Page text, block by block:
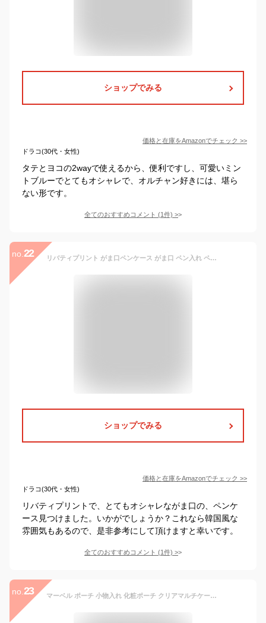
ショップでみる
価格と在庫をAmazonでチェック >>
ドラコ(30代・女性)
タテとヨコの2wayで使えるから、便利ですし、可愛いミン
トブルーでとてもオシャレで、オルチャン好きには、堪ら
ない形です。
全てのおすすめコメント (1件) >
no. 22 リバティプリント がま口ペンケース がま口 ペン入れ ペンケース 筆箱 エデナム（ホワイト）
ショップでみる
価格と在庫をAmazonでチェック >>
ドラコ(30代・女性)
リバティプリントで、とてもオシャレながま口の、ペンケ
ース見つけました。いかがでしょうか？これなら韓国風な
雰囲気もあるので、是非参考にして頂けますと幸いです。
全てのおすすめコメント (1件) >
no. 23 マーベル ポーチ 小物入れ 化粧ポーチ クリアマルチケース Lサイズ レディース 女子 女の子 透明 クリア PVC メンズ 男子 男の子 大人 高校生 中学生 ブランド キャラクター おしゃれ かわいい 可愛い シンプル 人気 洗える